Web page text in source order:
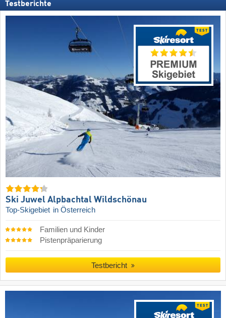
Testberichte
Ski Juwel Alpbachtal Wildschönau
Top-Skigebiet in Österreich
Familien und Kinder
Pistenpräparierung
Testbericht